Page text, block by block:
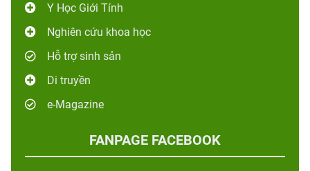
Y Học Giới Tính
Nghiên cứu khoa học
Hỗ trợ sinh sản
Di truyền
e-Magazine
FANPAGE FACEBOOK